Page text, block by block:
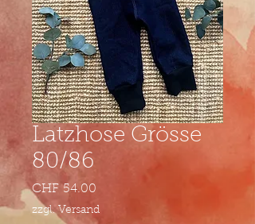
Latzhose Grösse
80/86
CHF 54.00
zzgl. Versand